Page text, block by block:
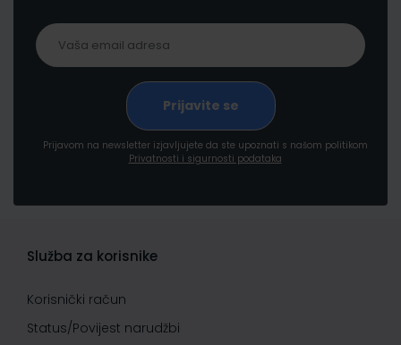
Prijavom na newsletter izjavljujete da ste upoznati s našom politikom
Privatnosti i sigurnosti podataka
Služba za korisnike
Korisnički račun
Status/Povijest narudžbi